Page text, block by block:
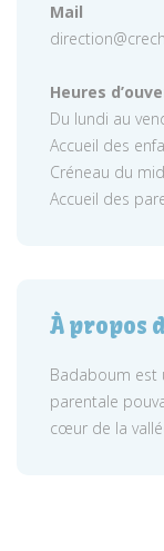
Mail
Heures
Du lundi au
Accueil des
Créneau du
Accueil des
À propos
Badaboum est
parentale
cœur de la